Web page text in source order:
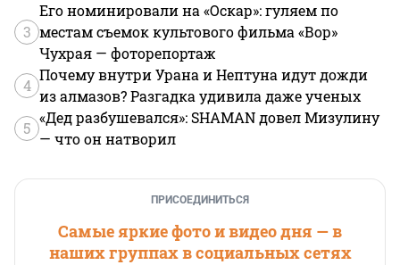
3
Его номинировали на «Оскар»: гуляем по
местам съемок культового фильма «Вор»
Чухрая — фоторепортаж
4
Почему внутри Урана и Нептуна идут дожди
из алмазов? Разгадка удивила даже ученых
5
«Дед разбушевался»: SHAMAN довел Мизулину
— что он натворил
ПРИСОЕДИНИТЬСЯ
Самые яркие фото и видео дня — в
наших группах в социальных сетях